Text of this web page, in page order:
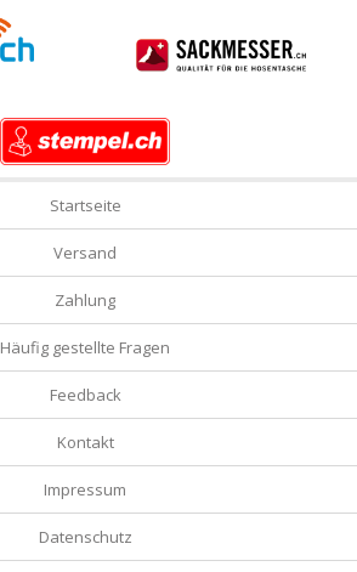
Startseite
Versand
Zahlung
Häufig gestellte Fragen
Feedback
Kontakt
Impressum
Datenschutz